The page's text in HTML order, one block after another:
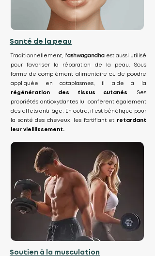
Santé de la peau
Traditionnellement, l'ashwagandha est aussi utilisé
pour favoriser la réparation de la peau. Sous
forme de complément alimentaire ou de poudre
appliquée en cataplasmes, il aide à la
régénération des tissus cutanés
. Ses
propriétés antioxydantes lui confèrent également
des effets anti-âge. En outre, il est bénéfique pour
la santé des cheveux, les fortifiant et retardant
leur vieillissement.
Soutien à la musculation